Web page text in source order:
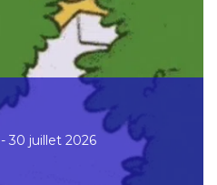
- 30 juillet 2026